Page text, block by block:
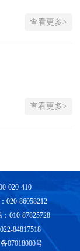
查看更多>
查看更多>
020-410
020-86058212
010-87825728
84817518
07018000号